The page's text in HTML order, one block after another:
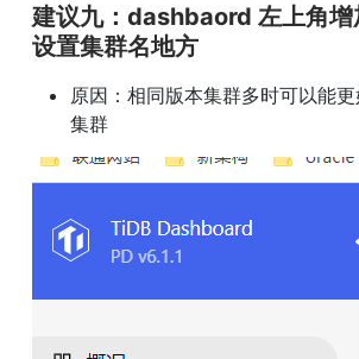
建议九：dashbaord 左上角增
设置集群名地方
原因：相同版本集群多时可以能
集群